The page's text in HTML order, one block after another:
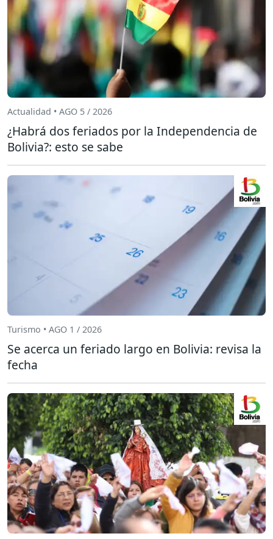
Actualidad • AGO 5 / 2026
¿Habrá dos feriados por la Independencia de
Bolivia?: esto se sabe
Turismo • AGO 1 / 2026
Se acerca un feriado largo en Bolivia: revisa la
fecha